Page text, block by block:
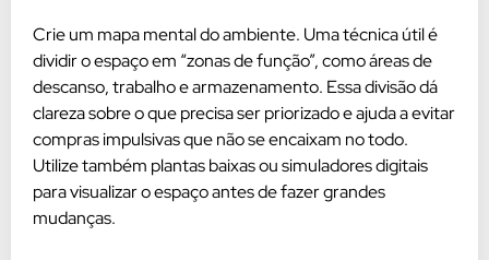
Crie um mapa mental do ambiente. Uma técnica útil é
dividir o espaço em “zonas de função”, como áreas de
descanso, trabalho e armazenamento. Essa divisão dá
clareza sobre o que precisa ser priorizado e ajuda a evitar
compras impulsivas que não se encaixam no todo.
Utilize também plantas baixas ou simuladores digitais
para visualizar o espaço antes de fazer grandes
mudanças.